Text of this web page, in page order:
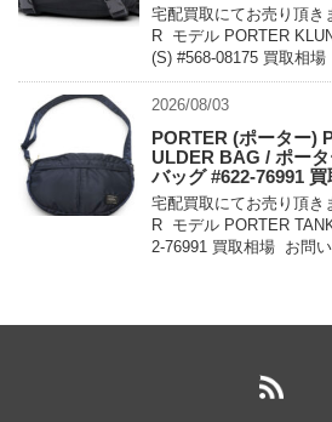
宅配買取にてお売り頂
R モデル PORTER
(S) #568-08175 買取相
状態 美中古品 メッセン
2026/08/03
PORTER (ポーター)
ULDER BAG / ポー
バッグ #622-76991
宅配買取にてお売り頂
R モデル PORTER
2-76991 買取相場 お問